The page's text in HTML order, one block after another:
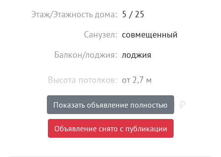
Этаж/Этажность дома: 5 / 25
Санузел: совмещенный
Балкон/лоджия: лоджия
Высота потолков: от 2,7 м
Цена: 4 150 000
Объявление снято с публикации
Показать объявление полностью
Объявление снято с публикации